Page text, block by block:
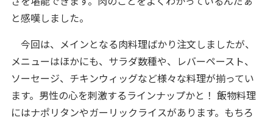
と感嘆しました。
今回は、メインとなる肉料理ばかり注文しましたが、
メニューはほかにも、サラダ数種や、レバーペースト、
ソーセージ、チキンウィッグなど様々な料理が揃ってい
ます。男性の心を刺激するラインナップかと！ 飯物料理
にはナポリタンやガーリックライスがあります。もちろ